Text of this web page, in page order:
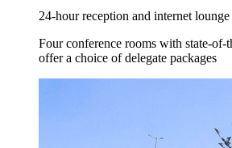
24-hour reception and internet lounge
Four conference rooms with state-
offer a choice of delegate packages